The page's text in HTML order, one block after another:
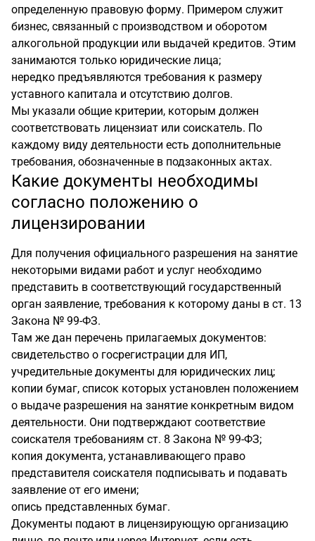
определенную правовую форму. Примером служит
бизнес, связанный с производством и оборотом
алкогольной продукции или выдачей кредитов. Этим
занимаются только юридические лица;
нередко предъявляются требования к размеру
уставного капитала и отсутствию долгов.
Мы указали общие критерии, которым должен
соответствовать лицензиат или соискатель. По
каждому виду деятельности есть дополнительные
требования, обозначенные в подзаконных актах.
Какие документы необходимы
согласно положению о
лицензировании
Для получения официального разрешения на занятие
некоторыми видами работ и услуг необходимо
представить в соответствующий государственный
орган заявление, требования к которому даны в ст. 13
Закона № 99-ФЗ.
Там же дан перечень прилагаемых документов:
свидетельство о госрегистрации для ИП,
учредительные документы для юридических лиц;
копии бумаг, список которых установлен положением
о выдаче разрешения на занятие конкретным видом
деятельности. Они подтверждают соответствие
соискателя требованиям ст. 8 Закона № 99-ФЗ;
копия документа, устанавливающего право
представителя соискателя подписывать и подавать
заявление от его имени;
опись представленных бумаг.
Документы подают в лицензирующую организацию